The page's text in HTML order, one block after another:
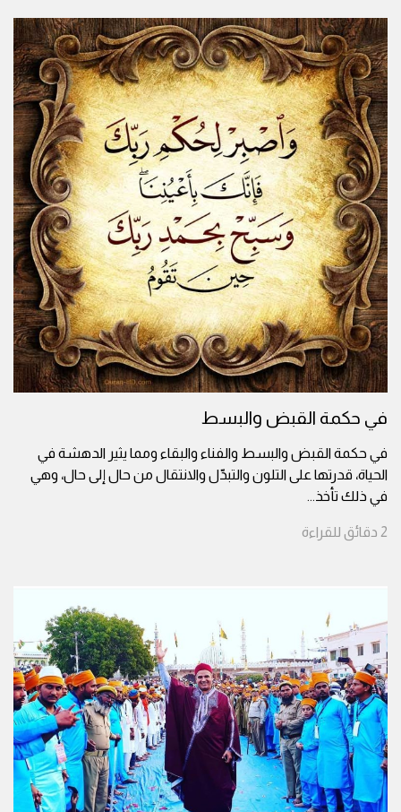
في حكمة القبض والبسط
في حكمة القبض والبسط والفناء والبقاء ومما يثير الدهشة في
الحياة، قدرتها على التلون والتبدّل والانتقال من حال إلى حال، وهي
في ذلك تأخذ...
2 دقائق للقراءة